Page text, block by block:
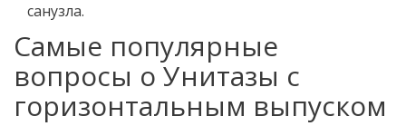
санузла.
Самые популярные
вопросы о Унитазы с
горизонтальным выпуском